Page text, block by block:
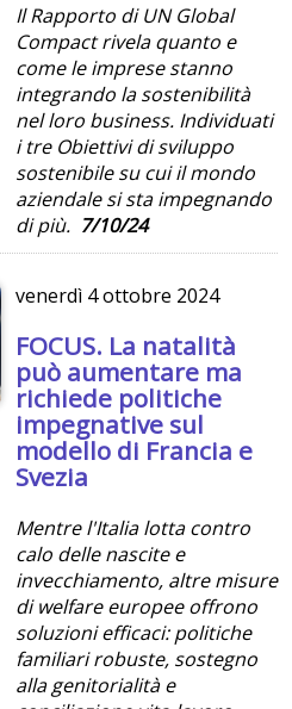
Il Rapporto di UN Global
Compact rivela quanto e
come le imprese stanno
integrando la sostenibilità
nel loro business. Individuati
i tre Obiettivi di sviluppo
sostenibile su cui il mondo
aziendale si sta impegnando
di più. 7/10/24
venerdì 4 ottobre 2024
FOCUS. La natalità
può aumentare ma
richiede politiche
impegnative sul
modello di Francia e
Svezia
Mentre l'Italia lotta contro
calo delle nascite e
invecchiamento, altre misure
di welfare europee offrono
soluzioni efficaci: politiche
familiari robuste, sostegno
alla genitorialità e